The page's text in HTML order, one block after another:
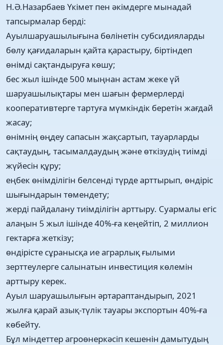
Н.Ә.Назарбаев Үкімет пен әкімдерге мынадай
тапсырмалар берді:
Ауылшаруашылығына бөлінетін субсидияларды
бөлу қағидаларын қайта қарастыру, біртіндеп
өнімді сақтандыруға көшу;
бес жыл ішінде 500 мыңнан астам жеке үй
шаруашылықтары мен шағын фермерлерді
кооперативтерге тартуға мүмкіндік беретін жағдай
жасау;
өнімнің өңдеу сапасын жақсартып, тауарларды
сақтаудың, тасымалдаудың және өткізудің тиімді
жүйесін құру;
еңбек өнімділігін белсенді түрде арттырып, өндіріс
шығындарын төмендету;
жерді пайдалану тиімділігін арттыру. Суармалы егіс
алаңын 5 жыл ішінде 40%-ға кеңейтіп, 2 миллион
гектарға жеткізу;
өндірісте сұранысқа ие аграрлық ғылыми
зерттеулерге салынатын инвестиция көлемін
арттыру керек.
Aуыл шaруaшылығын әpтapaптaндыpып, 2021
жылғa қaрaй aзық-түлiк тaуapы экспоpтын 40%-ғa
көбeйту.
Бұл мiндeттep aгроөнеркәсіп кешенін дамытудың